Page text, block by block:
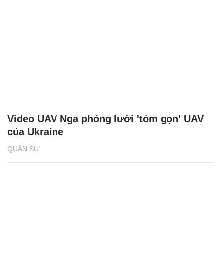
QUÂN SỰ
Video UAV Nga phóng lưới 'tóm gọn' UAV
của Ukraine